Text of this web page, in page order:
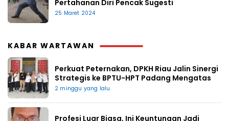
Pertahanan Diri Pencak Sugesti
25 Maret 2024
KABAR WARTAWAN
Perkuat Peternakan, DPKH Riau Jalin Sinergi
Strategis ke BPTU-HPT Padang Mengatas
2 minggu yang lalu
Profesi Luar Biasa, Ini Keuntungan Jadi